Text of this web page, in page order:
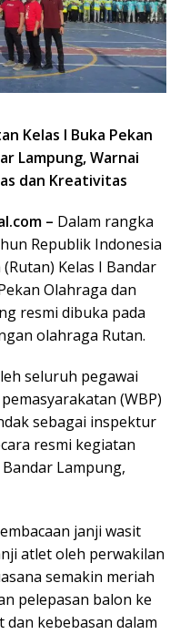
Kelas I Buka Pekan
Lampung, Warnai
dan Kreativitas
– Dalam rangka
Republik Indonesia
Kelas I Bandar
Olahraga dan
resmi dibuka pada
olahraga Rutan.
seluruh pegawai
(WBP)
sebagai inspektur
resmi kegiatan
Lampung,
janji wasit
atlet oleh perwakilan
semakin meriah
pelepasan balon ke
dan kebebasan dalam